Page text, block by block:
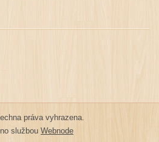
práva vyhrazena.
službou Webnode